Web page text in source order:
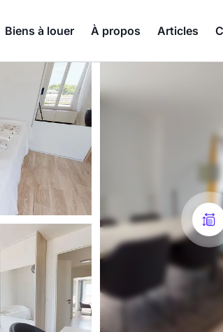
Biens à louer À propos Articles